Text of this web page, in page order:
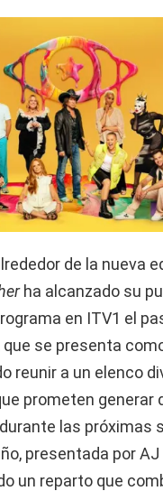
de la nueva
ha alcanzado su
en ITV1 el
que se presenta
reunir a un elenco
prometen generar
las próximas
presentada por AJ
un reparto que